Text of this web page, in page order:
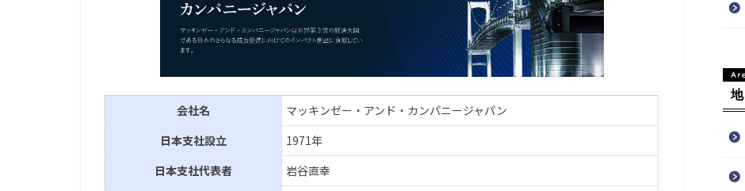
会社名
マッキンゼー・アンド・カンパニージャパン
日本支社設立
1971年
日本支社代表者
岩谷直幸